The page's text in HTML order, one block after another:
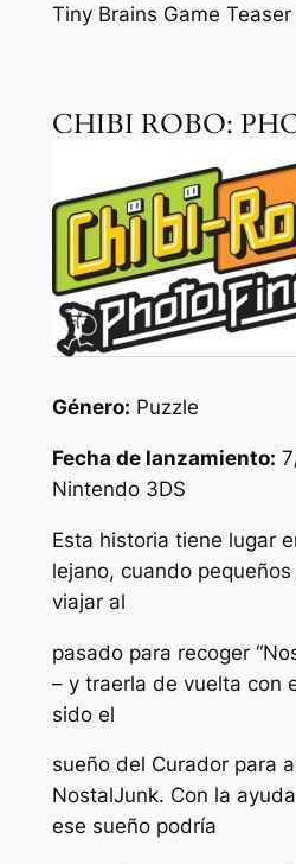
Tiny Brains Game
CHIBI ROBO:
Género: Puzzle
Fecha de lanzamiento:
Nintendo 3DS
Esta historia tiene lugar
lejano, cuando
viajar al
pasado para recoger
– y traerla de vuelta con
sido el
sueño del Curador para
NostalJunk. Con la
ese sueño podría